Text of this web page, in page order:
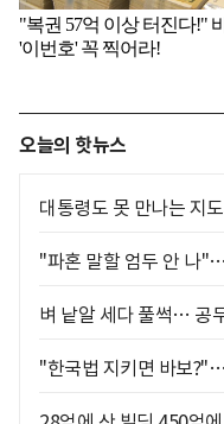
오늘의 핫뉴스
대통령도 못 만나는 지
"파혼 말할 엄두 안 나
벼 낱알 세다 풀썩… 공
"한국법 지키면 바보